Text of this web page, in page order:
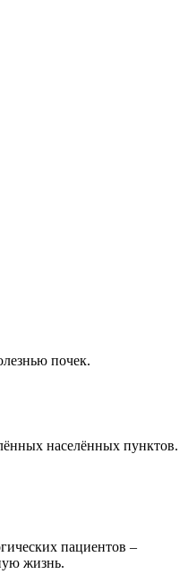
почек.
населённых пунктов.
пациентов –
жизнь.